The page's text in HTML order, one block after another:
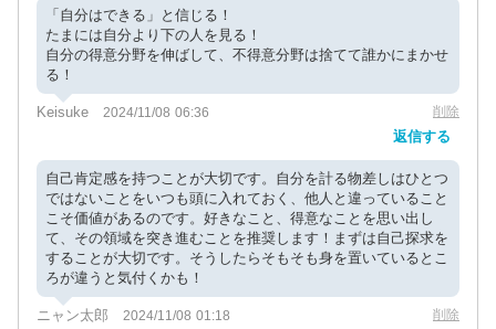
「自分はできる」と信じる！
たまには自分より下の人を見る！
自分の得意分野を伸ばして、不得意分野は捨てて誰かにまかせ
る！
Keisuke 2024/11/08 06:36 削除
返信する
自己肯定感を持つことが大切です。自分を計る物差しはひとつ
ではないことをいつも頭に入れておく、他人と違っていること
こそ価値があるのです。好きなこと、得意なことを思い出し
て、その領域を突き進むことを推奨します！まずは自己探求を
することが大切です。そうしたらそもそも身を置いているとこ
ろが違うと気付くかも！
ニャン太郎 2024/11/08 01:18 削除